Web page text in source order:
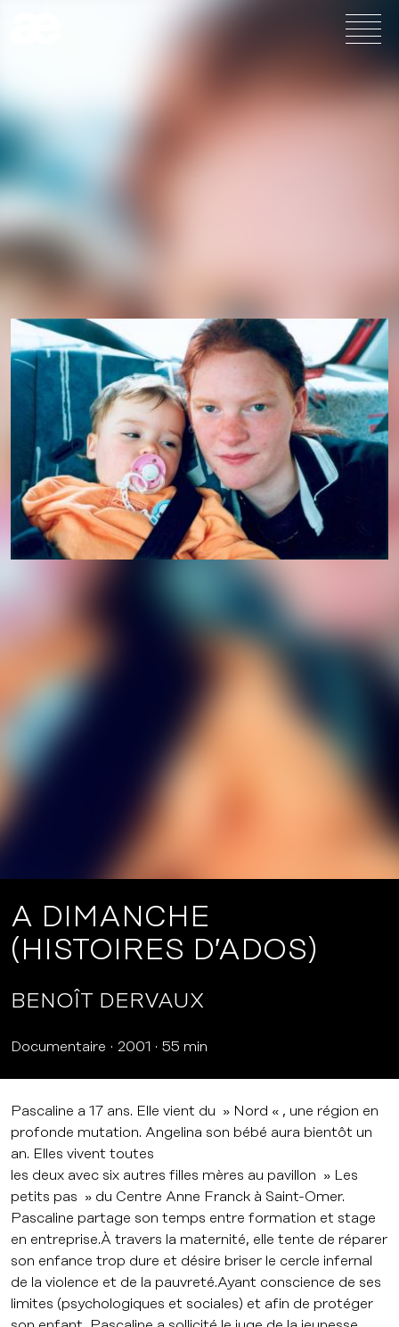
A DIMANCHE
(HISTOIRES D’ADOS)
BENOÎT DERVAUX
Documentaire 2001 55 min
Pascaline a 17 ans. Elle vient du » Nord « , une région en
profonde mutation. Angelina son bébé aura bientôt un
an. Elles vivent toutes
les deux avec six autres filles mères au pavillon » Les
petits pas » du Centre Anne Franck à Saint-Omer.
Pascaline partage son temps entre formation et stage
en entreprise.À travers la maternité, elle tente de réparer
son enfance trop dure et désire briser le cercle infernal
de la violence et de la pauvreté.Ayant conscience de ses
limites (psychologiques et sociales) et afin de protéger